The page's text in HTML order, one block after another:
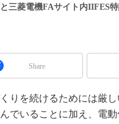
スマート工場EXPO
AUTOMOTIVE WORLD
無償設計ツール
デジタルツインとCAE
S＆OP
三菱電機FAサイト内IIFES
Share
りを続けるためには厳
でいることに加え、電